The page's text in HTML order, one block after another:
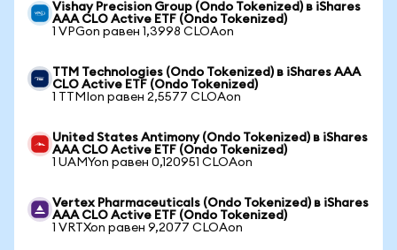
Vishay Precision Group (Ondo Tokenized) в iShares
AAA CLO Active ETF (Ondo Tokenized)
1 VPGon равен 1,3998 CLOAon
TTM Technologies (Ondo Tokenized) в iShares AAA
CLO Active ETF (Ondo Tokenized)
1 TTMIon равен 2,5577 CLOAon
United States Antimony (Ondo Tokenized) в iShares
AAA CLO Active ETF (Ondo Tokenized)
1 UAMYon равен 0,120951 CLOAon
Vertex Pharmaceuticals (Ondo Tokenized) в iShares
AAA CLO Active ETF (Ondo Tokenized)
1 VRTXon равен 9,2077 CLOAon